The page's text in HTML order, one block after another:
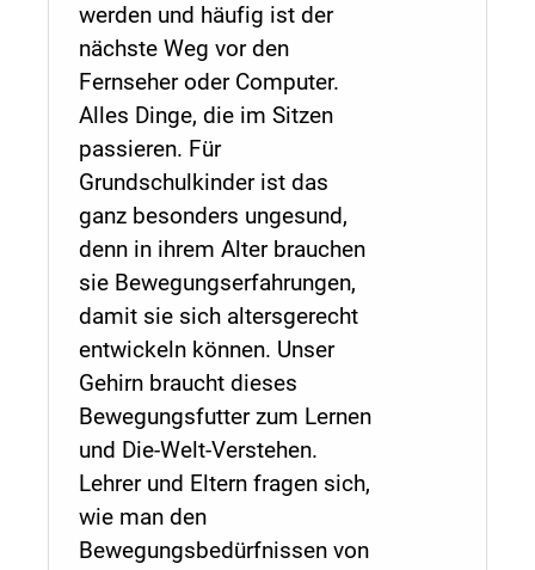
werden und häufig ist der
nächste Weg vor den
Fernseher oder Computer.
Alles Dinge, die im Sitzen
passieren. Für
Grundschulkinder ist das
ganz besonders ungesund,
denn in ihrem Alter brauchen
sie Bewegungserfahrungen,
damit sie sich altersgerecht
entwickeln können. Unser
Gehirn braucht dieses
Bewegungsfutter zum Lernen
und Die-Welt-Verstehen.
Lehrer und Eltern fragen sich,
wie man den
Bewegungsbedürfnissen von